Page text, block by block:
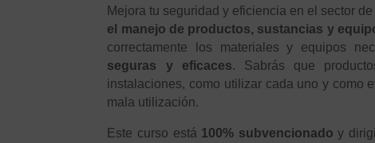
Mejora tu seguridad y eficiencia en el sector
el manejo de productos, sustancias y
correctamente los materiales y equipos
seguras y eficaces. Sabrás que
instalaciones, como utilizar cada uno y como
mala utilización.
Este curso está 100% subvencionado y